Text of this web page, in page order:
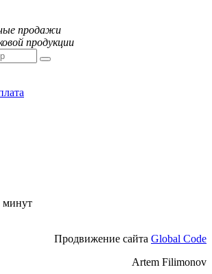
продажи
продукции
минут
Продвижение сайта Global Code
Artem Filimonov